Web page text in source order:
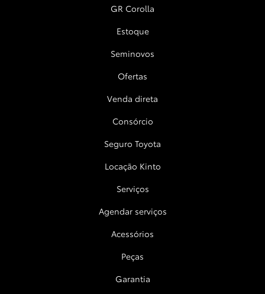
GR Corolla
Estoque
Seminovos
Ofertas
Venda direta
Consórcio
Seguro Toyota
Locação Kinto
Serviços
Agendar serviços
Acessórios
Peças
Garantia